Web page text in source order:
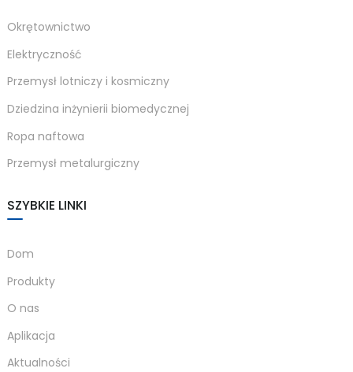
Okrętownictwo
Elektryczność
Przemysł lotniczy i kosmiczny
Dziedzina inżynierii biomedycznej
Ropa naftowa
Przemysł metalurgiczny
SZYBKIE LINKI
Dom
Produkty
O nas
Aplikacja
Aktualności